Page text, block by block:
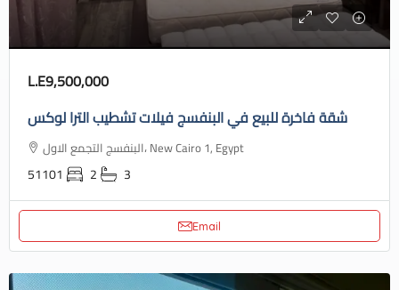
L.E9,500,000
شقة فاخرة للبيع في البنفسج فيلات تشطيب الترا لوكس
البنفسج التجمع الاول، New Cairo 1, Egypt
51101 2 3
Email